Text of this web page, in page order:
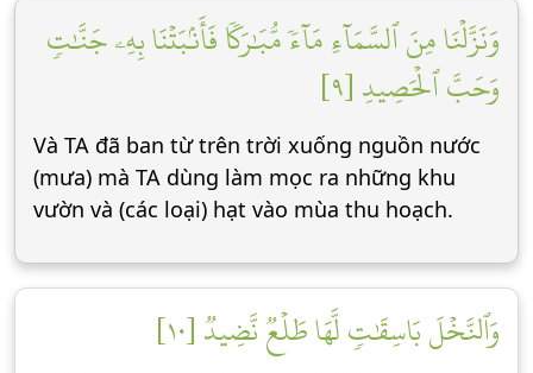
وَنَزَّلۡنَا مِنَ ٱلسَّمَآءِ مَآءٗ مُّبَٰرَكٗا فَأَنۢبَتۡنَا بِهِۦ جَنَّٰتٖ
وَحَبَّ ٱلۡحَصِيدِ [٩]
Và TA đã ban từ trên trời xuống nguồn nước
(mưa) mà TA dùng làm mọc ra những khu
vườn và (các loại) hạt vào mùa thu hoạch.
وَٱلنَّخۡلَ بَاسِقَٰتٖ لَّهَا طَلۡعٞ نَّضِيدٞ [١٠]